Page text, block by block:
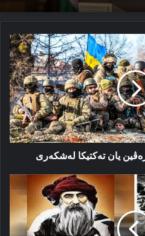
یان تەکتیکا لەشکەری